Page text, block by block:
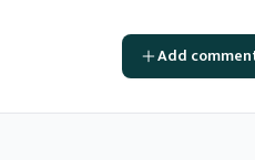
Add